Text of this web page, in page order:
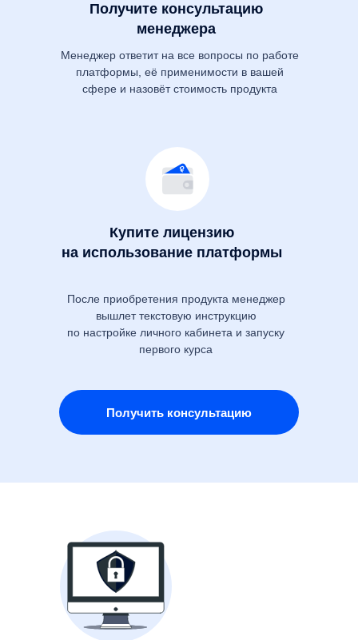
Получите консультацию
менеджера
Менеджер ответит на все вопросы по работе
платформы, её применимости в вашей
сфере и назовёт стоимость продукта
Купите лицензию
на использование платформы
После приобретения продукта менеджер
вышлет текстовую инструкцию
по настройке личного кабинета и запуску
первого курса
Получить консультацию